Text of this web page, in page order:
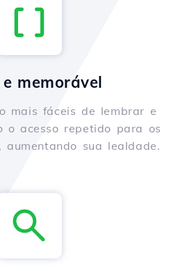
memorável
mais fáceis de lembrar e
o acesso repetido para os
aumentando sua lealdade.